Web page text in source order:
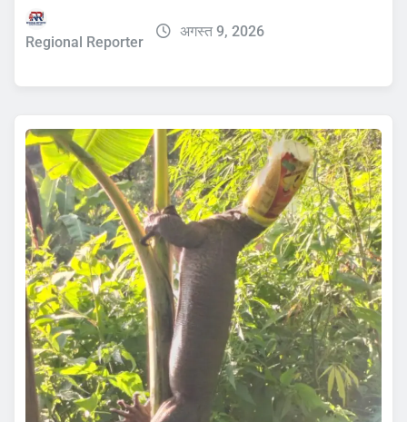
Regional Reporter
अगस्त 9, 2026